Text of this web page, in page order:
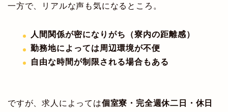
一方で、リアルな声も気になるところ。
人間関係が密になりがち（寮内の距離感）
勤務地によっては周辺環境が不便
自由な時間が制限される場合もある
ですが、求人によっては個室寮・完全週休二日・休日